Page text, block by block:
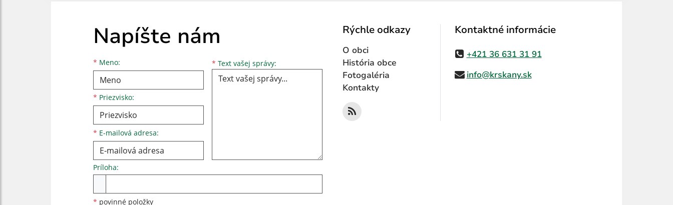
Napíšte nám
* Meno:
Meno
* Priezvisko:
Priezvisko
* E-mailová adresa:
E-mailová adresa * Text vašej správy: Text vašej správy...
Príloha:
* povinné položky
Rýchle odkazy
O obci
História obce
Fotogaléria
Kontakty
Kontaktné informácie
+421 36 631 31 91
info@krskany.sk